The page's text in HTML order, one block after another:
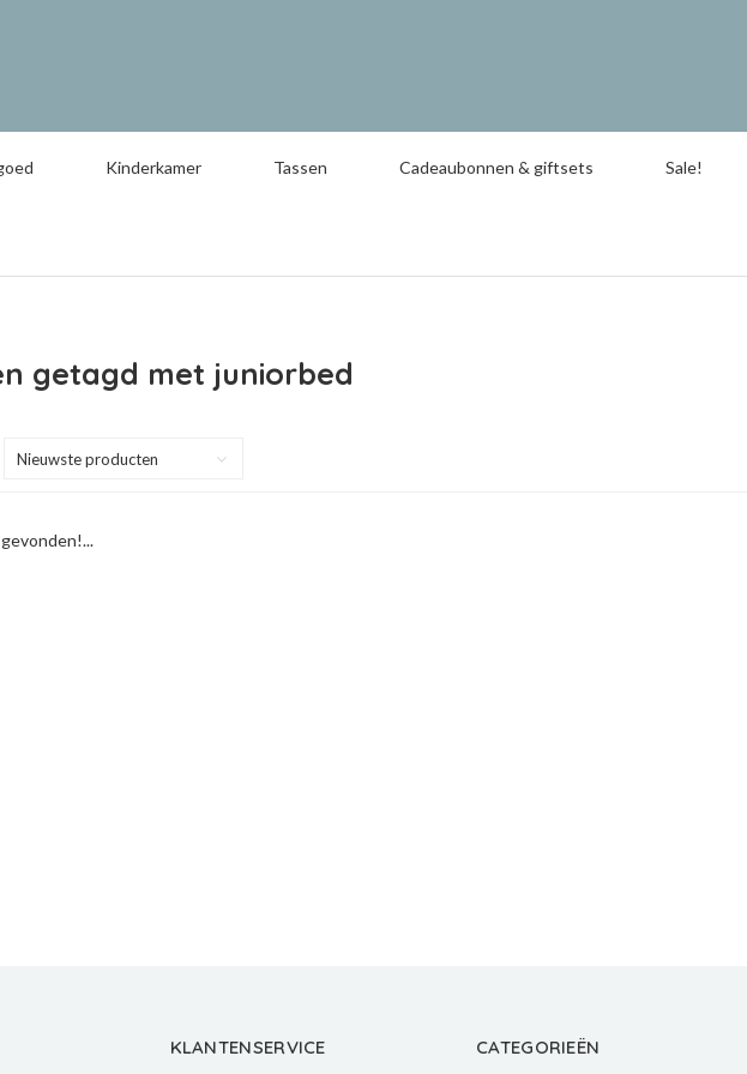
Kinderkamer Tassen Cadeaubonnen & giftsets Sale!
getagd met juniorbed
Nieuwste producten
KLANTENSERVICE CATEGORIEËN